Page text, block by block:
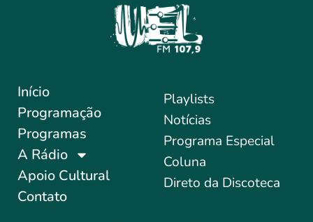
Início
Programação
Programas
A Rádio
Apoio Cultural
Contato
Playlists
Notícias
Programa Especial
Coluna
Direto da Discoteca